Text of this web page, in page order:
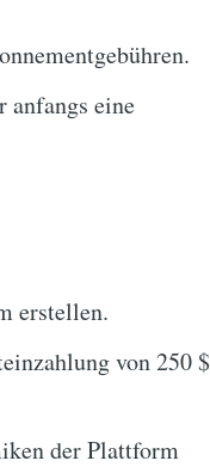
anfangs eine
erstellen.
von 250 $
der Plattform